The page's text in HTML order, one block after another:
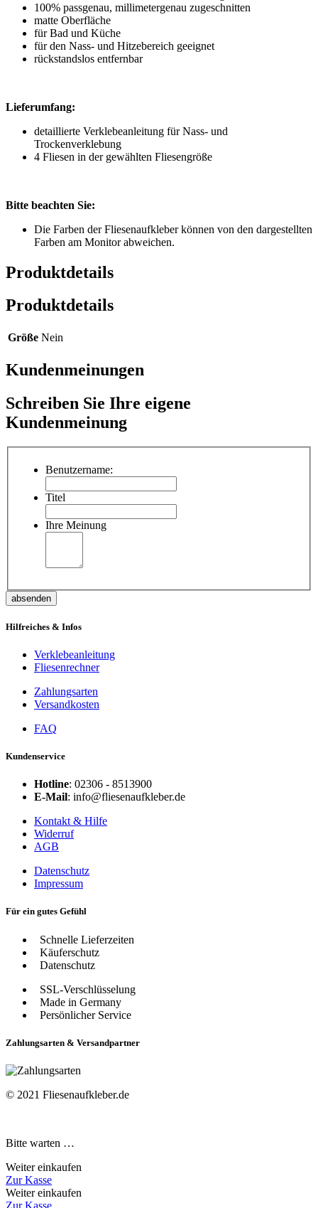
100% passgenau, millimetergenau zugeschnitten
matte Oberfläche
für Bad und Küche
für den Nass- und Hitzebereich geeignet
rückstandslos entfernbar
Lieferumfang:
detaillierte Verklebeanleitung für Nass- und
Trockenverklebung
4 Fliesen in der gewählten Fliesengröße
Bitte beachten Sie:
Die Farben der Fliesenaufkleber können von den dargestellten
Farben am Monitor abweichen.
Produktdetails
Produktdetails
Größe Nein
Kundenmeinungen
Schreiben Sie Ihre eigene
Kundenmeinung
Benutzername:
Titel
Ihre Meinung
absenden
Hilfreiches & Infos
Verklebeanleitung
Fliesenrechner
Zahlungsarten
Versandkosten
FAQ
Kundenservice
Hotline: 02306 - 8513900
E-Mail: info@fliesenaufkleber.de
Kontakt & Hilfe
Widerruf
AGB
Datenschutz
Impressum
Für ein gutes Gefühl
Schnelle Lieferzeiten
Käuferschutz
Datenschutz
SSL-Verschlüsselung
Made in Germany
Persönlicher Service
Zahlungsarten & Versandpartner
© 2021 Fliesenaufkleber.de
Bitte warten …
Weiter einkaufen
Zur Kasse
Weiter einkaufen
Zur Kasse